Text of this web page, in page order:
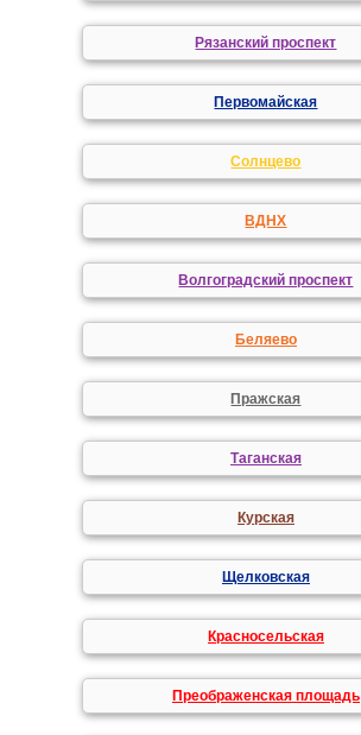
Рязанский проспект
Первомайская
Солнцево
ВДНХ
Волгоградский проспект
Беляево
Пражская
Таганская
Курская
Щелковская
Красносельская
Преображенская площадь